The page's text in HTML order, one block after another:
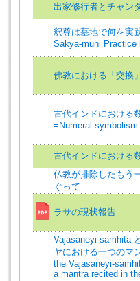
出家修行者とチャン
釈尊は墓地で何を実
Sakya-muni Practice
佛教における「交換
古代インドにおける
=Numeral
古代インドにおける
仏教が排除したもう
ぐって
ラサの現状報告
Vajasaneyi-samhita
ヤにおける一つのマ
the Vajasaneyi-
a mantra recited in